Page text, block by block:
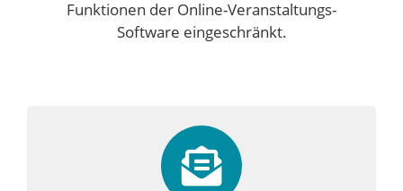
Funktionen der Online-Veranstaltungs-
Software eingeschränkt.